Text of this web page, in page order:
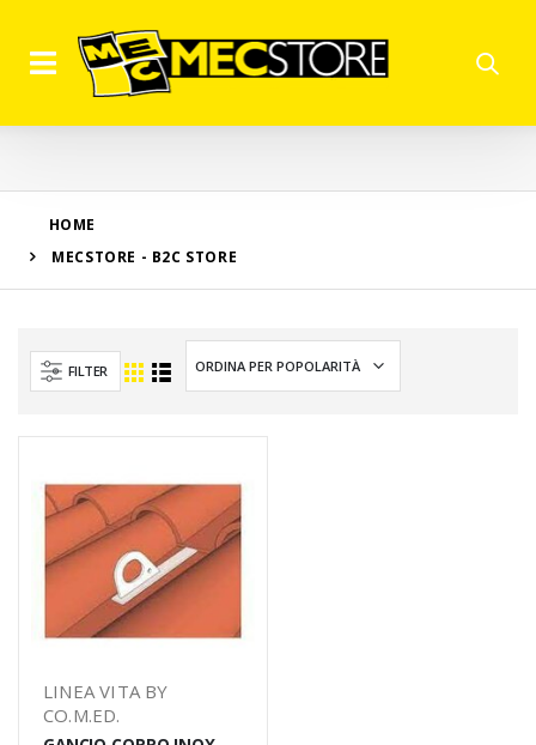
HOME
MECSTORE - B2C STORE
FILTER
LINEA VITA BY
CO.M.ED.